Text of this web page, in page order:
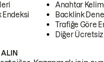
Endeksi
Anahtar
Backlink
Trafiğe Göre
Diğer